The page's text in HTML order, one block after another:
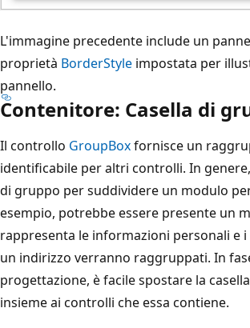
L'immagine precedente include un
proprietà BorderStyle impostata per
pannello.
Contenitore: Casella di
Il controllo GroupBoxfornisce un
identificabile per altri controlli. In
di gruppo per suddividere un modulo
esempio, potrebbe essere presente un
rappresenta le informazioni personali e
un indirizzo verranno raggruppati. In
progettazione, è facile spostare la
insieme ai controlli che essa contiene.